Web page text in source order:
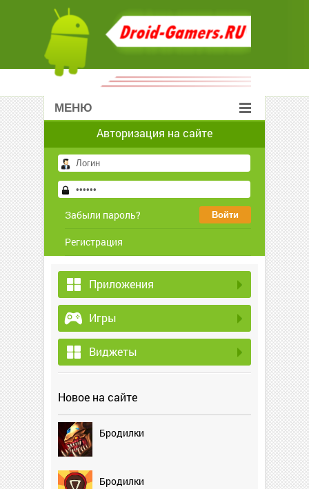
МЕНЮ
Авторизация на сайте
Забыли пароль?
Регистрация
Приложения
Игры
Виджеты
Новое на сайте
Бродилки
Бродилки